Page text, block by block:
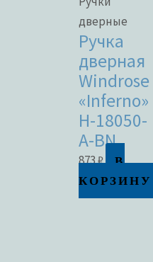
дверные
Ручка
дверная
Windrose
«Inferno»
H-18050-
A-BN
873₽
В
КОРЗИНУ